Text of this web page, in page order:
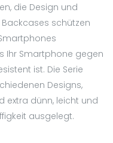
die Design und
schützen
Ihr Smartphone gegen
ist. Die Serie
Designs,
extra dünn, leicht und
ausgelegt.